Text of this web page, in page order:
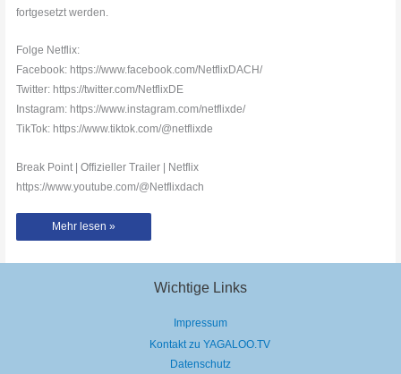
fortgesetzt werden.
Folge Netflix:
Facebook: https://www.facebook.com/NetflixDACH/
Twitter: https://twitter.com/NetflixDE
Instagram: https://www.instagram.com/netflixde/
TikTok: https://www.tiktok.com/@netflixde
Break Point | Offizieller Trailer | Netflix
https://www.youtube.com/@Netflixdach
Break
|
Trailer
Mehr lesen »
Wichtige Links
Impressum
Kontakt zu YAGALOO.TV
Datenschutz